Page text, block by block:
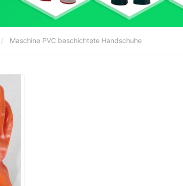
Maschine PVC beschichtete Handschuhe